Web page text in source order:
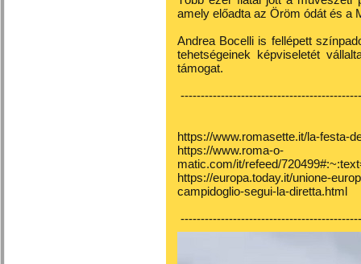
amely előadta az Öröm ódát és a
Andrea Bocelli is fellépett
tehetségeinek képviseletét
támogat.
https://www.romasette.it/la-festa-
https://www.roma-o-
matic.com/it/refeed/
https://europa.today.it/unione-
campidoglio-segui-la-diretta.html